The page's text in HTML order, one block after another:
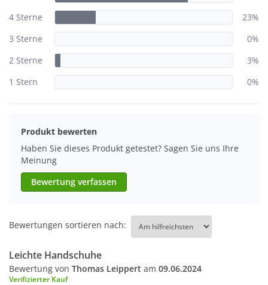
4 Sterne
23%
3 Sterne
0%
2 Sterne
3%
1 Stern
0%
Produkt bewerten
Haben Sie dieses Produkt getestet? Sagen Sie uns Ihre
Meinung
Bewertung verfassen
Bewertungen sortieren nach:
Leichte Handschuhe
Bewertung von Thomas Leippert am 09.06.2024
Verifizierter Kauf